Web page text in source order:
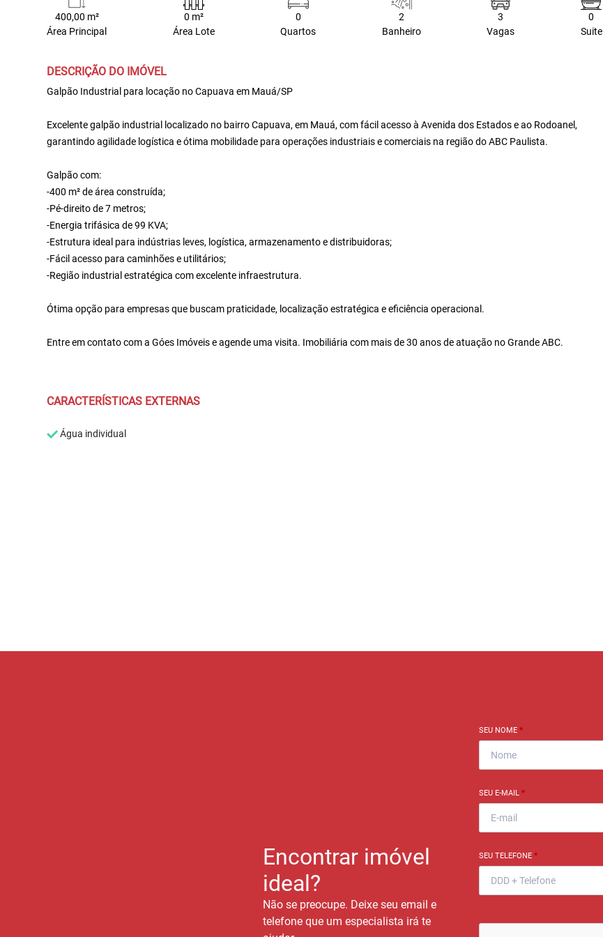
400,00 m²
Área Principal
0 m²
Área Lote
0
Quartos
2
Banheiro
3
Vagas
0
Suite
DESCRIÇÃO DO IMÓVEL
Galpão Industrial para locação no Capuava em Mauá/SP
Excelente galpão industrial localizado no bairro Capuava, em Mauá, com fácil acesso à Avenida dos Estados e ao Rodoanel,
garantindo agilidade logística e ótima mobilidade para operações industriais e comerciais na região do ABC Paulista.
Galpão com:
-400 m² de área construída;
-Pé-direito de 7 metros;
-Energia trifásica de 99 KVA;
-Estrutura ideal para indústrias leves, logística, armazenamento e distribuidoras;
-Fácil acesso para caminhões e utilitários;
-Região industrial estratégica com excelente infraestrutura.
Ótima opção para empresas que buscam praticidade, localização estratégica e eficiência operacional.
Entre em contato com a Góes Imóveis e agende uma visita. Imobiliária com mais de 30 anos de atuação no Grande ABC.
CARACTERÍSTICAS EXTERNAS
Água individual
Encontrar imóvel
ideal?
Não se preocupe. Deixe seu email e
telefone que um especialista irá te
SEU NOME *
SEU E-MAIL *
SEU TELEFONE *